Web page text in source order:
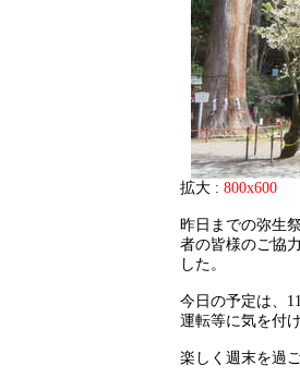
拡大 : 800x600
昨日までの弥生
者の皆様のご協
した。
今日の予定は、
運転等に気を付
楽しく週末を過